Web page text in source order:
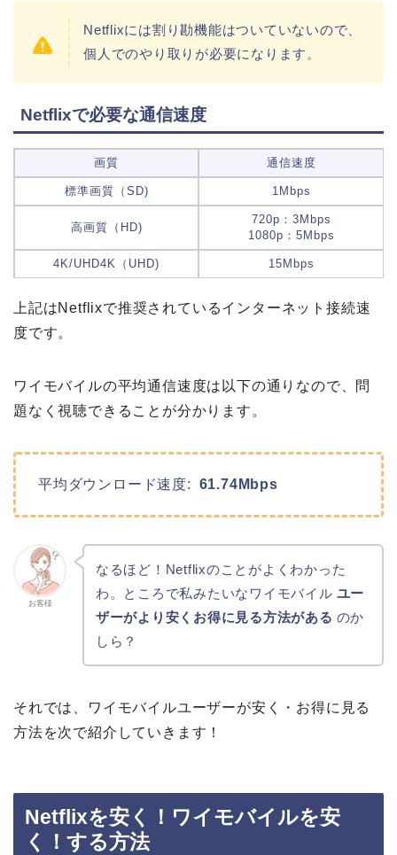
Netflixには割り勘機能はついていないので、
個人でのやり取りが必要になります。
Netflixで必要な通信速度
画質 通信速度
標準画質（SD) 1Mbps
高画質（HD)
720p：3Mbps
1080p：5Mbps
4K/UHD4K（UHD) 15Mbps
上記はNetflixで推奨されているインターネット接続速
度です。
ワイモバイルの平均通信速度は以下の通りなので、問
題なく視聴できることが分かります。
平均ダウンロード速度: 61.74Mbps
お客様
なるほど！Netflixのことがよくわかった
わ。ところで私みたいなワイモバイル ユー
ザーがより安くお得に見る方法がある のか
しら？
それでは、ワイモバイルユーザーが安く・お得に見る
方法を次で紹介していきます！
Netflixを安く！ワイモバイルを安
く！する方法